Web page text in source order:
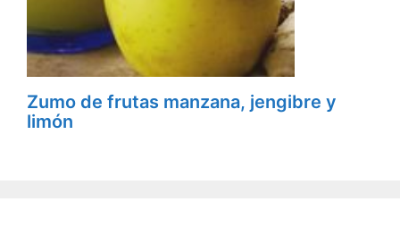
Zumo de frutas manzana, jengibre y
limón